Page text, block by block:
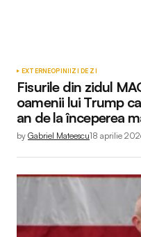
EXTERNEOPINIIZI DE ZI
Fisurile din zidul
oamenii lui Trump
an de la începerea
by Gabriel Mateescu18 aprilie